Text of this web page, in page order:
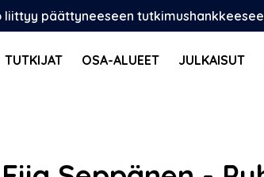
liittyy päättyneeseen
TUTKIJAT OSA-ALUEET JULKAISUT